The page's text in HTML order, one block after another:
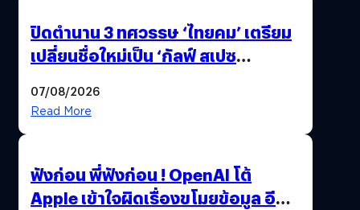
ปิดตำนาน 3 ทศวรรษ ‘ไทยคม’ เตรียม
เปลี่ยนชื่อใหม่เป็น ‘กัลฟ์ สเปซ
07/08/2026
Read More
ฟังก่อน พี่ฟังก่อน ! OpenAI โต้
Apple เข้าใจผิดเรื่องขโมยข้อมูล อีก